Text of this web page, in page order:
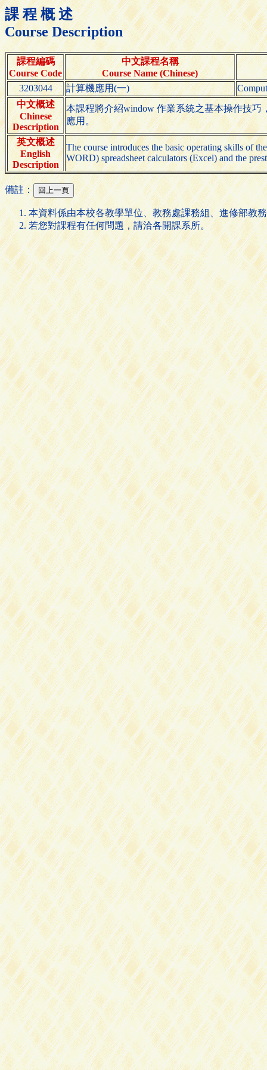
課 程 概 述
Course Description
課程編碼
Course Code
中文課程名稱
Course Name (Chinese)
3203044
計算機應用(一)
中文概述
Chinese
Description
本課程將介紹window 作業系統之基本操作技巧
應用。
英文概述
English
Description
The course introduces the basic operating skills of
WORD) spreadsheet calculators (Excel) and the
備註：
本資料係由本校各教學單位、教務處課務組、進修部教
若您對課程有任何問題，請洽各開課系所。